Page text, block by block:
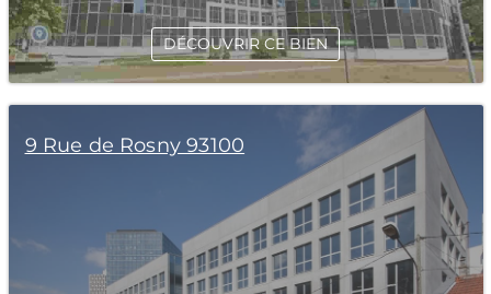
DÉCOUVRIR CE BIEN
9 Rue de Rosny 93100